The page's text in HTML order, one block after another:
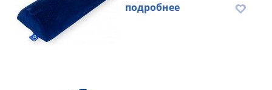
подробнее